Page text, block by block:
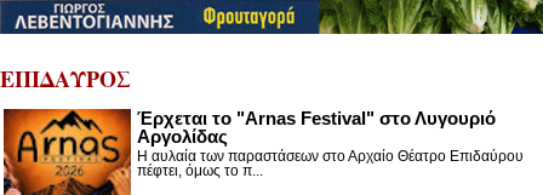
ΕΠΙΔΑΥΡΟΣ
Έρχεται το "Arnas Festival" στο Λυγουριό
Αργολίδας
Η αυλαία των παραστάσεων στο Αρχαίο Θέατρο Επιδαύρου
πέφτει, όμως το π...